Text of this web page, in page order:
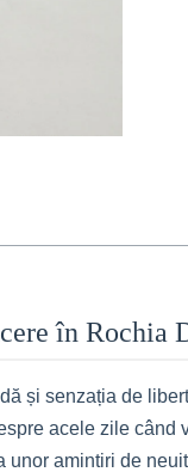
în Rochia
și senzația de
acele zile
amintiri de